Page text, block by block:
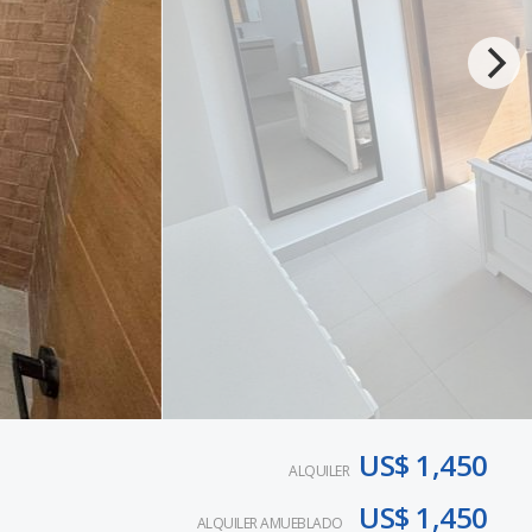
ALQUILER US$ 1,450
ALQUILER AMUEBLADO US$ 1,450